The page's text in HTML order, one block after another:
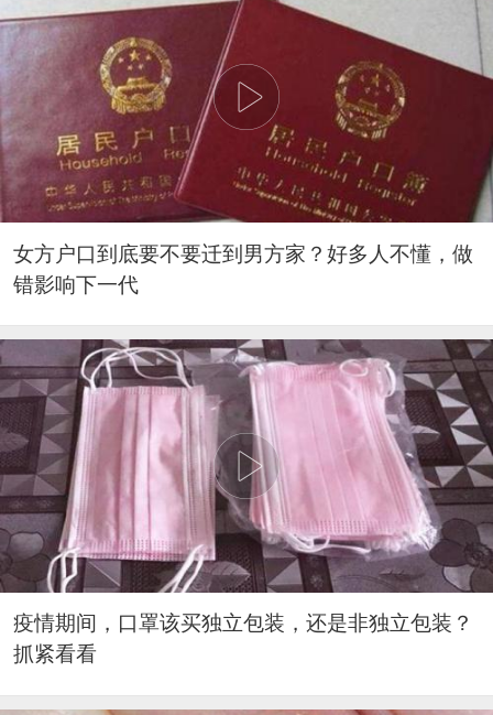
女方户口到底要不要迁到男方家？好多人不懂，做
错影响下一代
疫情期间，口罩该买独立包装，还是非独立包装？
抓紧看看